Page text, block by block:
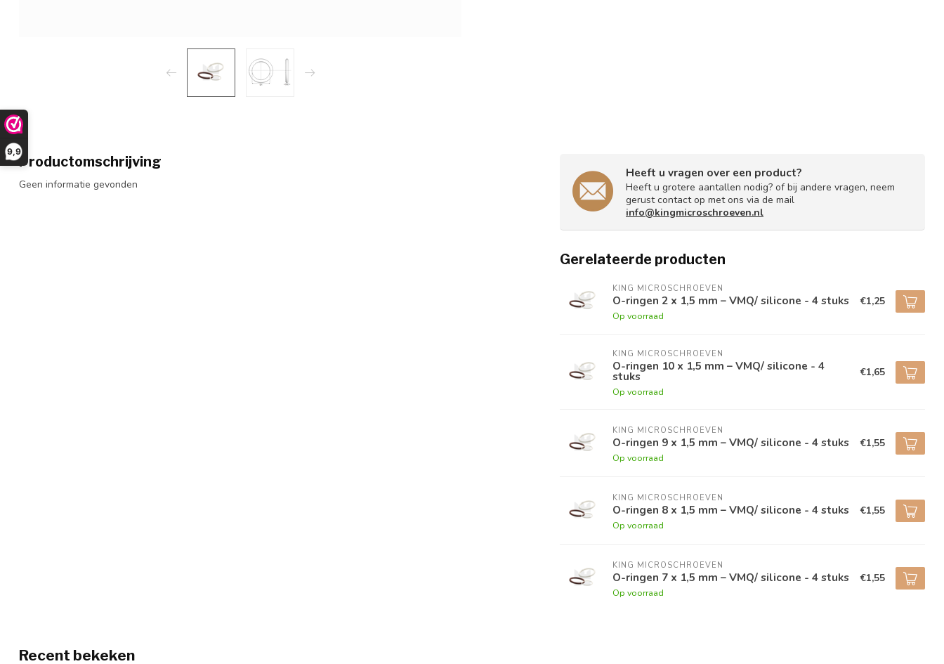
9,9
Productomschrijving
Geen informatie gevonden
Heeft u vragen over een product?
Heeft u grotere aantallen nodig? of bij andere vragen, neem
gerust contact op met ons via de mail
info@kingmicroschroeven.nl
Gerelateerde producten
KING MICROSCHROEVEN
O-ringen 2 x 1,5 mm – VMQ/ silicone - 4 stuks
Op voorraad
€1,25
KING MICROSCHROEVEN
O-ringen 10 x 1,5 mm – VMQ/ silicone - 4
stuks
Op voorraad
€1,65
KING MICROSCHROEVEN
O-ringen 9 x 1,5 mm – VMQ/ silicone - 4 stuks
Op voorraad
€1,55
KING MICROSCHROEVEN
O-ringen 8 x 1,5 mm – VMQ/ silicone - 4 stuks
Op voorraad
€1,55
KING MICROSCHROEVEN
O-ringen 7 x 1,5 mm – VMQ/ silicone - 4 stuks
Op voorraad
€1,55
Recent bekeken